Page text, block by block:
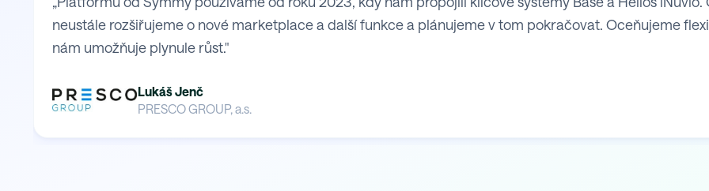
neustále rozšiřujeme o nové marketplace a další funkce a plánujeme v tom pokračovat. Oceňujeme
nám umožňuje plynule růst."
Lukáš Jenč
PRESCO GROUP, a.s.